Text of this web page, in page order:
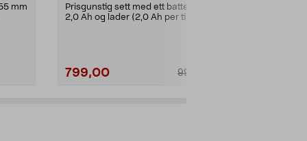
mm
Prisgunstig sett med ett batteri på
2,0 Ah og lader (2,0 Ah per time).
999,00
799,00